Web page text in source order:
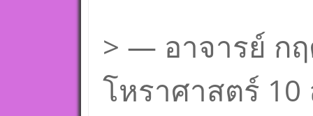
> — อาจารย์ ก
โหราศาสตร์